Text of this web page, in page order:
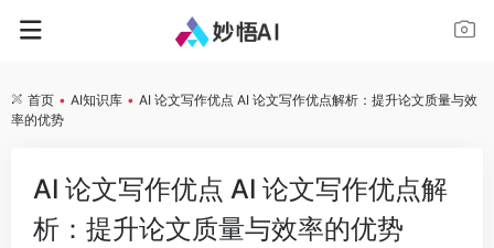
首页 • AI知识库 • AI 论文写作优点 AI 论文写作优点解析：提升论文质量与效
率的优势
AI 论文写作优点 AI 论文写作优点解
析：提升论文质量与效率的优势